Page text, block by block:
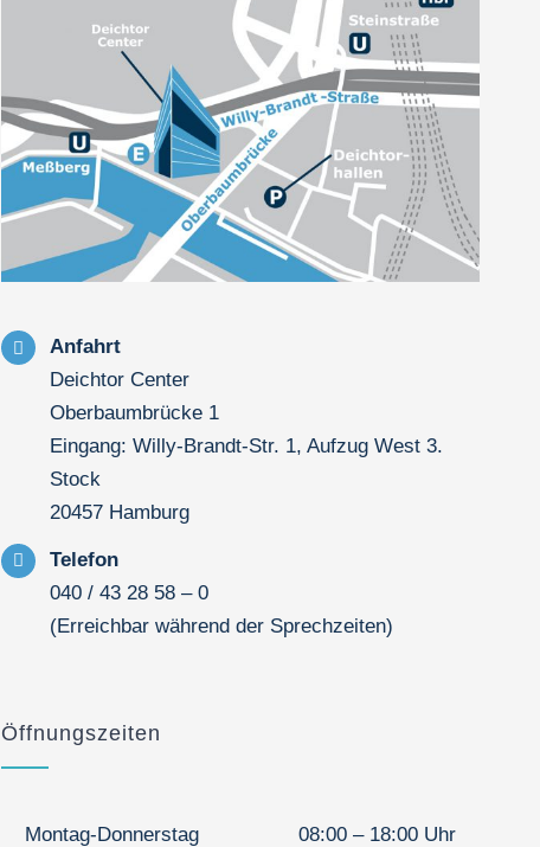
Anfahrt
Deichtor Center
Oberbaumbrücke 1
Eingang: Willy-Brandt-Str. 1, Aufzug West 3.
Stock
20457 Hamburg
Telefon
040 / 43 28 58 – 0
(Erreichbar während der Sprechzeiten)
Öffnungszeiten
Montag-Donnerstag 08:00 – 18:00 Uhr